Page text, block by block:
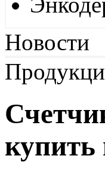
Новости
купить